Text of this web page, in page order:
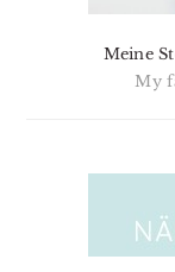
Meine
My